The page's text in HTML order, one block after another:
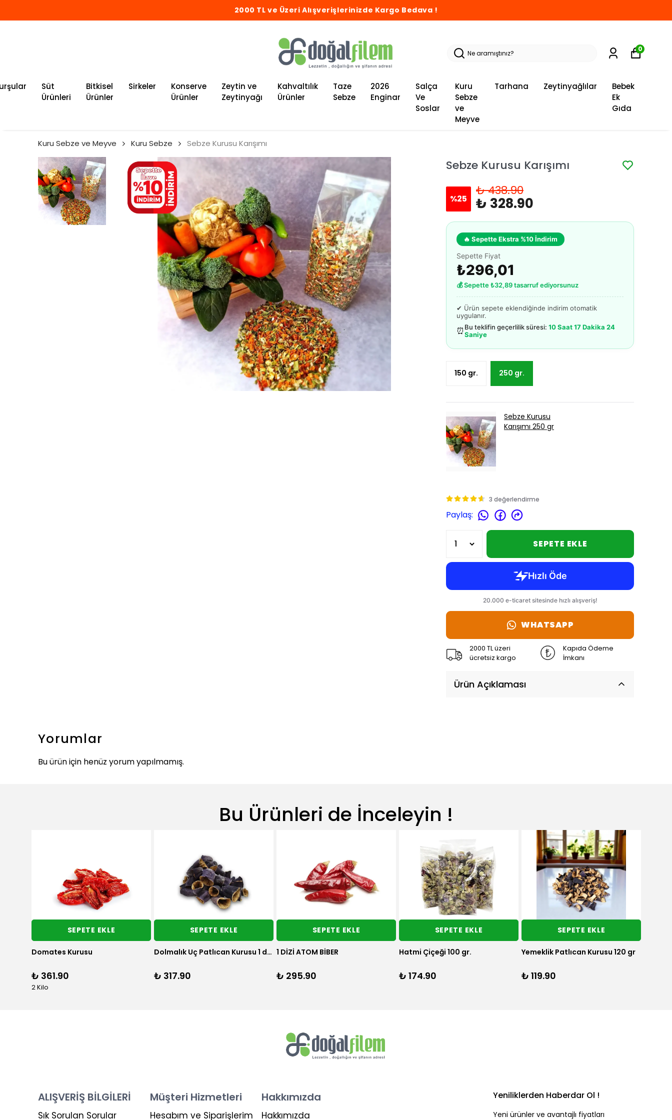
2000 TL ve Üzeri Alışverişlerinizde Kargo Bedava !
Süt
Ürünleri
Bitkisel
Ürünler
Sirkeler
Konserve
Ürünler
Zeytin ve
Zeytinyağı
Kahvaltılık
Ürünler
Taze
Sebze
2026
Enginar
Salça
Ve
Soslar
Kuru
Sebze
ve
Meyve
Tarhana Zeytinyağlılar
Bebek
Ek
Gıda
0
Kuru Sebze ve Meyve Kuru Sebze Sebze Kurusu Karışımı
Sebze Kurusu Karışımı
%25
₺ 438.90
₺ 328.90
🔥 Sepette Ekstra %10 İndirim
Sepette Fiyat
₺296,01
💰 Sepette ₺32,89 tasarruf ediyorsunuz
✔ Ürün sepete eklendiğinde indirim otomatik
uygulanır.
⏰ Bu teklifin geçerlilik süresi:10 Saat 17 Dakika 23
Saniye
150 gr. 250 gr.
Sebze Kurusu
Karışımı 250 gr
3 değerlendirme
Paylaş:
SEPETE EKLE
WHATSAPP
2000 TL üzeri
ücretsiz kargo
Kapıda Ödeme
İmkanı
Ürün Açıklaması
Yorumlar
Bu ürün için henüz yorum yapılmamış.
Bu Ürünleri de İnceleyin !
SEPETE EKLE
Bamya Kurusu 100 gr
₺ 625.90
SEPETE EKLE
Dolmalık Biber ve Uç Patlıcan 1'er dizi (95-100 adet)
10 ₺ 625.90
SEPETE EKLE
Karışık Dolmalık Kuru 25 adet
₺ 273.90
SEPETE EKLE
Kızartmalık Biber Kurusu 1 dizi
₺ 152.90
SEPETE EKLE
Dolmalık Biber Kurusu 25 adet
₺ 229.90
ALIŞVERİŞ BİLGİLERİ
Sık Sorulan Sorular
Müşteri Hizmetleri
Hesabım ve Siparişlerim
Hakkımızda
Hakkımızda
Yeniliklerden Haberdar Ol !
Yeni ürünler ve avantajlı fiyatları